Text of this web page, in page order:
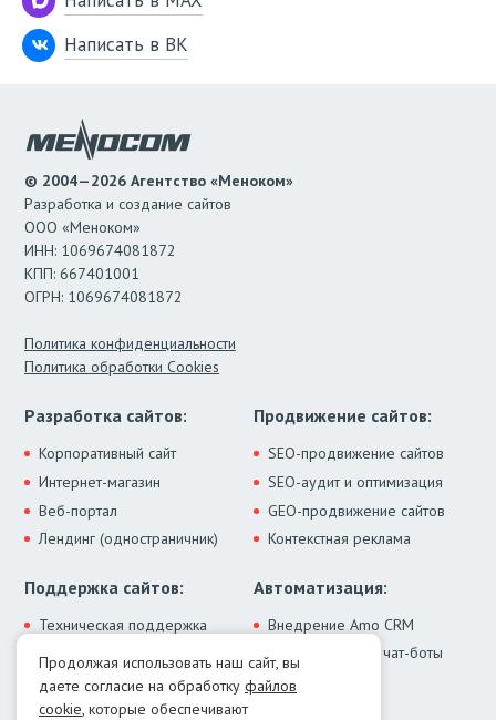
Написать в ВК
© 2004—2026 Агентство «Меноком»
Разработка и создание сайтов
ООО «Меноком»
ИНН: 1069674081872
КПП: 667401001
ОГРН: 1069674081872
Политика конфиденциальности
Политика обработки Cookies
Разработка сайтов:
Корпоративный сайт
Интернет-магазин
Веб-портал
Лендинг (одностраничник)
Продвижение сайтов:
SEO-продвижение сайтов
SEO-аудит и оптимизация
GEO-продвижение сайтов
Контекстная реклама
Поддержка сайтов:
Техническая поддержка
Модернизация сайта
Лечение от вирусов
Автоматизация:
Внедрение Amo CRM
ИИ-ассистенты и чат-боты
Интеграции
Контакты:
Продолжая использовать наш сайт, вы
даете согласие на обработку файлов
cookie, которые обеспечивают